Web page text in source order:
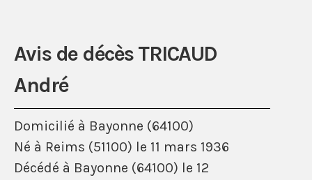
Avis de décès TRICAUD
André
Domicilié à Bayonne (64100)
Né à Reims (51100) le 11 mars 1936
Décédé à Bayonne (64100) le 12